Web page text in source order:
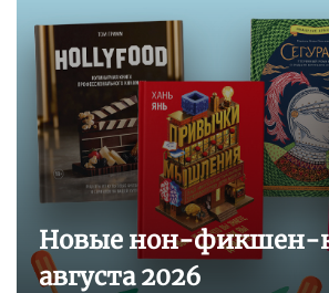
Новые нон-фикшен-
августа 2026